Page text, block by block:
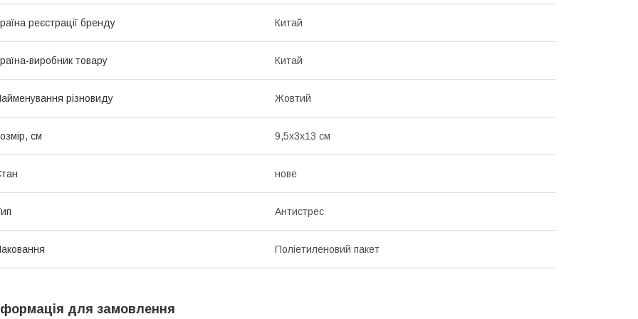
реєстрації бренду Китай
виробник товару Китай
різновиду Жовтий
см 9,5х3х13 см
нове
Антистрес
Поліетиленовий пакет
для замовлення